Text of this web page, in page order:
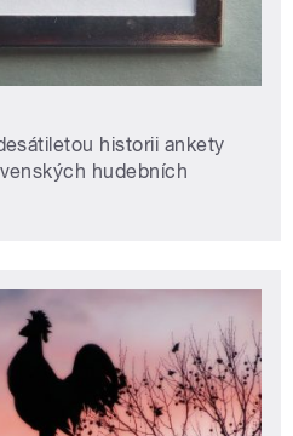
historii ankety
hudebních